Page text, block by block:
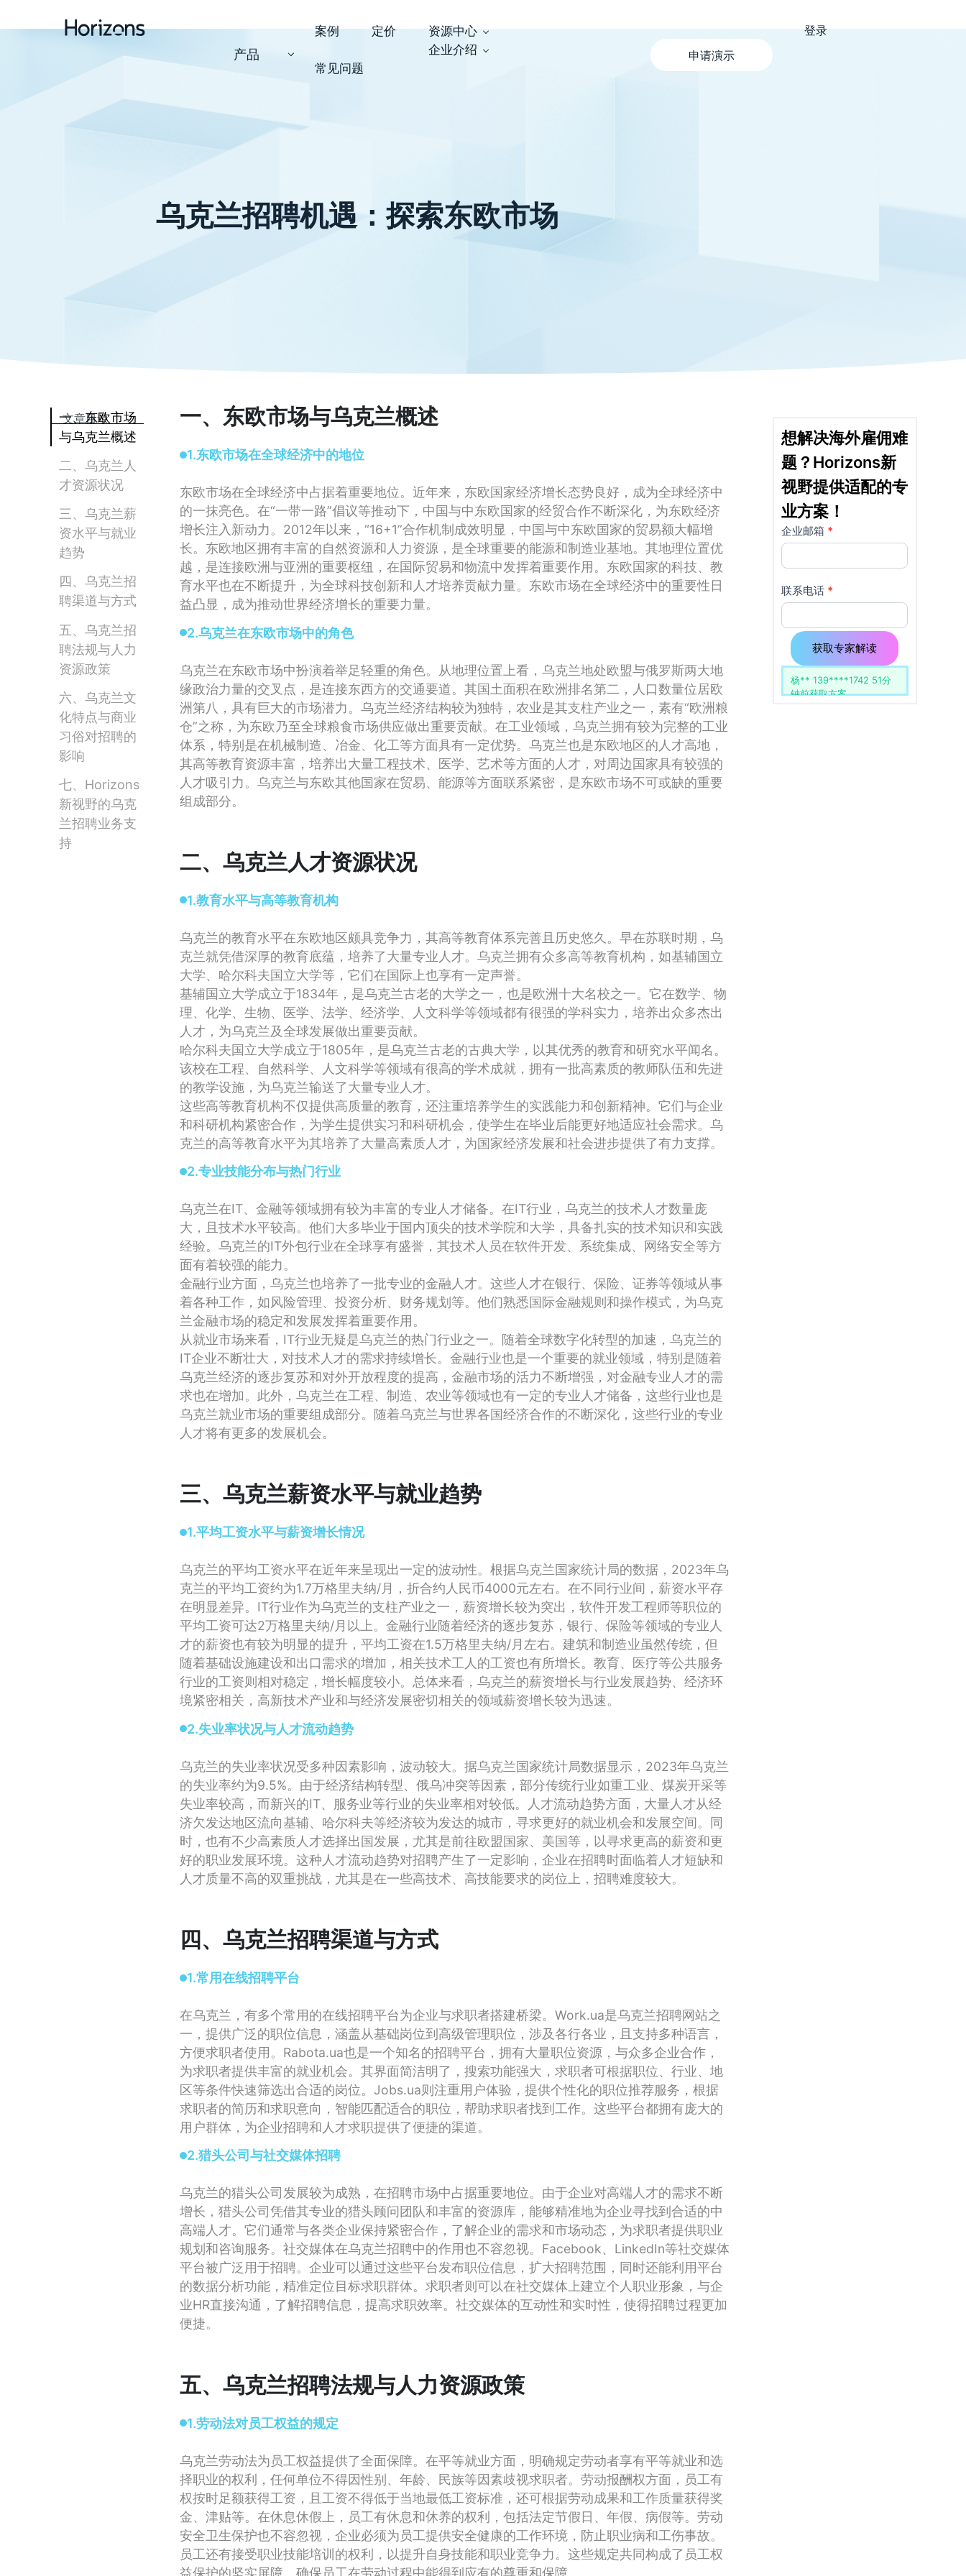
产品
案例 定价
资源中心
企业介绍
常见问题
申请演示
登录
乌克兰招聘机遇：探索东欧市场
文章目录
一、东欧市场
与乌克兰概述
二、乌克兰人
才资源状况
三、乌克兰薪
资水平与就业
趋势
四、乌克兰招
聘渠道与方式
五、乌克兰招
聘法规与人力
资源政策
六、乌克兰文
化特点与商业
习俗对招聘的
影响
七、Horizons
新视野的乌克
兰招聘业务支
持
一、东欧市场与乌克兰概述
1.东欧市场在全球经济中的地位
东欧市场在全球经济中占据着重要地位。近年来，东欧国家经济增长态势良好，成为全球经济中
的一抹亮色。在“一带一路”倡议等推动下，中国与中东欧国家的经贸合作不断深化，为东欧经济
增长注入新动力。2012年以来，“16+1”合作机制成效明显，中国与中东欧国家的贸易额大幅增
长。东欧地区拥有丰富的自然资源和人力资源，是全球重要的能源和制造业基地。其地理位置优
越，是连接欧洲与亚洲的重要枢纽，在国际贸易和物流中发挥着重要作用。东欧国家的科技、教
育水平也在不断提升，为全球科技创新和人才培养贡献力量。东欧市场在全球经济中的重要性日
益凸显，成为推动世界经济增长的重要力量。
2.乌克兰在东欧市场中的角色
乌克兰在东欧市场中扮演着举足轻重的角色。从地理位置上看，乌克兰地处欧盟与俄罗斯两大地
缘政治力量的交叉点，是连接东西方的交通要道。其国土面积在欧洲排名第二，人口数量位居欧
洲第八，具有巨大的市场潜力。乌克兰经济结构较为独特，农业是其支柱产业之一，素有“欧洲粮
仓”之称，为东欧乃至全球粮食市场供应做出重要贡献。在工业领域，乌克兰拥有较为完整的工业
体系，特别是在机械制造、冶金、化工等方面具有一定优势。乌克兰也是东欧地区的人才高地，
其高等教育资源丰富，培养出大量工程技术、医学、艺术等方面的人才，对周边国家具有较强的
人才吸引力。乌克兰与东欧其他国家在贸易、能源等方面联系紧密，是东欧市场不可或缺的重要
组成部分。
二、乌克兰人才资源状况
1.教育水平与高等教育机构
乌克兰的教育水平在东欧地区颇具竞争力，其高等教育体系完善且历史悠久。早在苏联时期，乌
克兰就凭借深厚的教育底蕴，培养了大量专业人才。乌克兰拥有众多高等教育机构，如基辅国立
大学、哈尔科夫国立大学等，它们在国际上也享有一定声誉。
基辅国立大学成立于1834年，是乌克兰古老的大学之一，也是欧洲十大名校之一。它在数学、物
理、化学、生物、医学、法学、经济学、人文科学等领域都有很强的学科实力，培养出众多杰出
人才，为乌克兰及全球发展做出重要贡献。
哈尔科夫国立大学成立于1805年，是乌克兰古老的古典大学，以其优秀的教育和研究水平闻名。
该校在工程、自然科学、人文科学等领域有很高的学术成就，拥有一批高素质的教师队伍和先进
的教学设施，为乌克兰输送了大量专业人才。
这些高等教育机构不仅提供高质量的教育，还注重培养学生的实践能力和创新精神。它们与企业
和科研机构紧密合作，为学生提供实习和科研机会，使学生在毕业后能更好地适应社会需求。乌
克兰的高等教育水平为其培养了大量高素质人才，为国家经济发展和社会进步提供了有力支撑。
2.专业技能分布与热门行业
乌克兰在IT、金融等领域拥有较为丰富的专业人才储备。在IT行业，乌克兰的技术人才数量庞
大，且技术水平较高。他们大多毕业于国内顶尖的技术学院和大学，具备扎实的技术知识和实践
经验。乌克兰的IT外包行业在全球享有盛誉，其技术人员在软件开发、系统集成、网络安全等方
面有着较强的能力。
金融行业方面，乌克兰也培养了一批专业的金融人才。这些人才在银行、保险、证券等领域从事
着各种工作，如风险管理、投资分析、财务规划等。他们熟悉国际金融规则和操作模式，为乌克
兰金融市场的稳定和发展发挥着重要作用。
从就业市场来看，IT行业无疑是乌克兰的热门行业之一。随着全球数字化转型的加速，乌克兰的
IT企业不断壮大，对技术人才的需求持续增长。金融行业也是一个重要的就业领域，特别是随着
乌克兰经济的逐步复苏和对外开放程度的提高，金融市场的活力不断增强，对金融专业人才的需
求也在增加。此外，乌克兰在工程、制造、农业等领域也有一定的专业人才储备，这些行业也是
乌克兰就业市场的重要组成部分。随着乌克兰与世界各国经济合作的不断深化，这些行业的专业
人才将有更多的发展机会。
三、乌克兰薪资水平与就业趋势
1.平均工资水平与薪资增长情况
乌克兰的平均工资水平在近年来呈现出一定的波动性。根据乌克兰国家统计局的数据，2023年乌
克兰的平均工资约为1.7万格里夫纳/月，折合约人民币4000元左右。在不同行业间，薪资水平存
在明显差异。IT行业作为乌克兰的支柱产业之一，薪资增长较为突出，软件开发工程师等职位的
平均工资可达2万格里夫纳/月以上。金融行业随着经济的逐步复苏，银行、保险等领域的专业人
才的薪资也有较为明显的提升，平均工资在1.5万格里夫纳/月左右。建筑和制造业虽然传统，但
随着基础设施建设和出口需求的增加，相关技术工人的工资也有所增长。教育、医疗等公共服务
行业的工资则相对稳定，增长幅度较小。总体来看，乌克兰的薪资增长与行业发展趋势、经济环
境紧密相关，高新技术产业和与经济发展密切相关的领域薪资增长较为迅速。
2.失业率状况与人才流动趋势
乌克兰的失业率状况受多种因素影响，波动较大。据乌克兰国家统计局数据显示，2023年乌克兰
的失业率约为9.5%。由于经济结构转型、俄乌冲突等因素，部分传统行业如重工业、煤炭开采等
失业率较高，而新兴的IT、服务业等行业的失业率相对较低。人才流动趋势方面，大量人才从经
济欠发达地区流向基辅、哈尔科夫等经济较为发达的城市，寻求更好的就业机会和发展空间。同
时，也有不少高素质人才选择出国发展，尤其是前往欧盟国家、美国等，以寻求更高的薪资和更
好的职业发展环境。这种人才流动趋势对招聘产生了一定影响，企业在招聘时面临着人才短缺和
人才质量不高的双重挑战，尤其是在一些高技术、高技能要求的岗位上，招聘难度较大。
四、乌克兰招聘渠道与方式
1.常用在线招聘平台
在乌克兰，有多个常用的在线招聘平台为企业与求职者搭建桥梁。Work.ua是乌克兰招聘网站之
一，提供广泛的职位信息，涵盖从基础岗位到高级管理职位，涉及各行各业，且支持多种语言，
方便求职者使用。Rabota.ua也是一个知名的招聘平台，拥有大量职位资源，与众多企业合作，
为求职者提供丰富的就业机会。其界面简洁明了，搜索功能强大，求职者可根据职位、行业、地
区等条件快速筛选出合适的岗位。Jobs.ua则注重用户体验，提供个性化的职位推荐服务，根据
求职者的简历和求职意向，智能匹配适合的职位，帮助求职者找到工作。这些平台都拥有庞大的
用户群体，为企业招聘和人才求职提供了便捷的渠道。
2.猎头公司与社交媒体招聘
乌克兰的猎头公司发展较为成熟，在招聘市场中占据重要地位。由于企业对高端人才的需求不断
增长，猎头公司凭借其专业的猎头顾问团队和丰富的资源库，能够精准地为企业寻找到合适的中
高端人才。它们通常与各类企业保持紧密合作，了解企业的需求和市场动态，为求职者提供职业
规划和咨询服务。社交媒体在乌克兰招聘中的作用也不容忽视。Facebook、LinkedIn等社交媒体
平台被广泛用于招聘。企业可以通过这些平台发布职位信息，扩大招聘范围，同时还能利用平台
的数据分析功能，精准定位目标求职群体。求职者则可以在社交媒体上建立个人职业形象，与企
业HR直接沟通，了解招聘信息，提高求职效率。社交媒体的互动性和实时性，使得招聘过程更加
便捷。
五、乌克兰招聘法规与人力资源政策
1.劳动法对员工权益的规定
乌克兰劳动法为员工权益提供了全面保障。在平等就业方面，明确规定劳动者享有平等就业和选
择职业的权利，任何单位不得因性别、年龄、民族等因素歧视求职者。劳动报酬权方面，员工有
权按时足额获得工资，且工资不得低于当地最低工资标准，还可根据劳动成果和工作质量获得奖
金、津贴等。在休息休假上，员工有休息和休养的权利，包括法定节假日、年假、病假等。劳动
安全卫生保护也不容忽视，企业必须为员工提供安全健康的工作环境，防止职业病和工伤事故。
员工还有接受职业技能培训的权利，以提升自身技能和职业竞争力。这些规定共同构成了员工权
益保护的坚实屏障，确保员工在劳动过程中能得到应有的尊重和保障。
想解决海外雇佣难
题？Horizons新
视野提供适配的专
业方案！
详
情
页
使
用
企业邮箱 *
联系电话 *
如果
你是
人
类，
该字
段请
留
空。
获取专家解读
李** 138****1234 30分
钟前获取方案